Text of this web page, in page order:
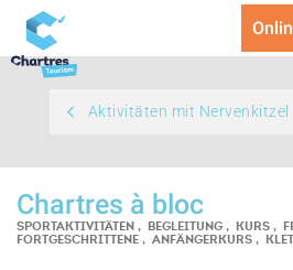
Aktivitäten mit Nervenkitzel
Chartres à bloc
SPORTAKTIVITÄTEN , BEGLEITUNG , KURS ,
FORTGESCHRITTENE , ANFÄNGERKURS ,